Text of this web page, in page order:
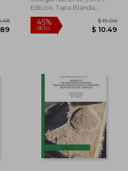
$ 33.89
Edición, Tapa Blanda,
Nuevo